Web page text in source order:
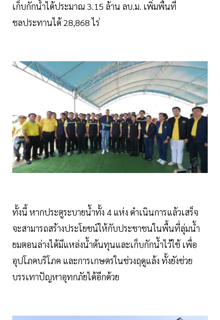
เก็บกักน้ำได้ประมาณ 3.15 ล้าน ลบ.ม. เพิ่มพื้นที่
ชลประทานได้ 28,868 ไร่
ทั้งนี้ หากประตูระบายน้ำทั้ง 4 แห่ง ดำเนินการแล้วเสร็จ
จะสามารถสร้างประโยชน์ให้กับประชาชนในพื้นที่ลุ่มน้ำ
ยมตอนล่างได้มีแหล่งน้ำต้นทุนและเก็บกักน้ำไว้ใช้ เพื่อ
อุปโภคบริโภค และการเกษตรในช่วงฤดูแล้ง ทั้งยังช่วย
บรรเทาปัญหาอุทกภัยได้อีกด้วย